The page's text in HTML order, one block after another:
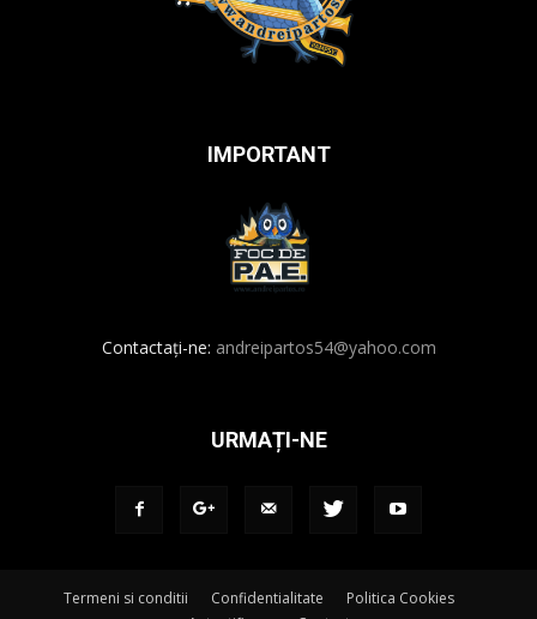
IMPORTANT
Contactați-ne: andreipartos54@yahoo.com
URMAȚI-NE
Termeni si conditii Confidentialitate
Politica Cookies